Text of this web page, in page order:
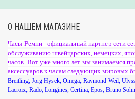
О НАШЕМ МАГАЗИНЕ
Часы-Ремни - официальный партнер сети
обслуживанию швейцарских, немецких,
часов. Вот уже много лет мы занимаемся
аксессуаров к часам следующих мировых
Breitling Jorg Hysek Omega Raymond Weil
Lacroix Rado Longines Certina Epos Bruno